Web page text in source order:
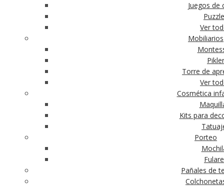
Juegos de
Ver
Mobiliarios
Pikler
Torre de
Ver
Cosmética
Kits para
Porteo
Pañales de